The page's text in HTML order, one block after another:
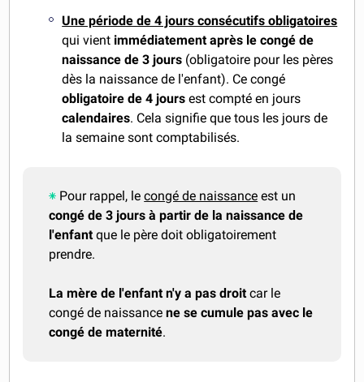
Une période de 4 jours consécutifs obligatoires
qui vient immédiatement après le congé de
naissance de 3 jours (obligatoire pour les pères
dès la naissance de l'enfant). Ce congé
obligatoire de 4 joursest compté en jours
calendaires. Cela signifie que tous les jours de
la semaine sont comptabilisés.
Pour rappel, lecongé de naissance est un
congé de 3 jours à partir de la naissance de
l'enfantque le père doit obligatoirement
prendre.
La mère de l'enfant n'y a pas droitcar le
congé de naissancene se cumule pas avec le
congé de maternité.